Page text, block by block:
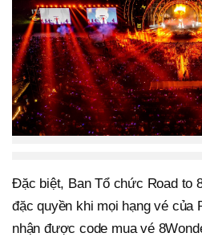
Đặc biệt, Ban Tổ chức Road to
đặc quyền khi mọi hạng vé của
nhận được code mua vé